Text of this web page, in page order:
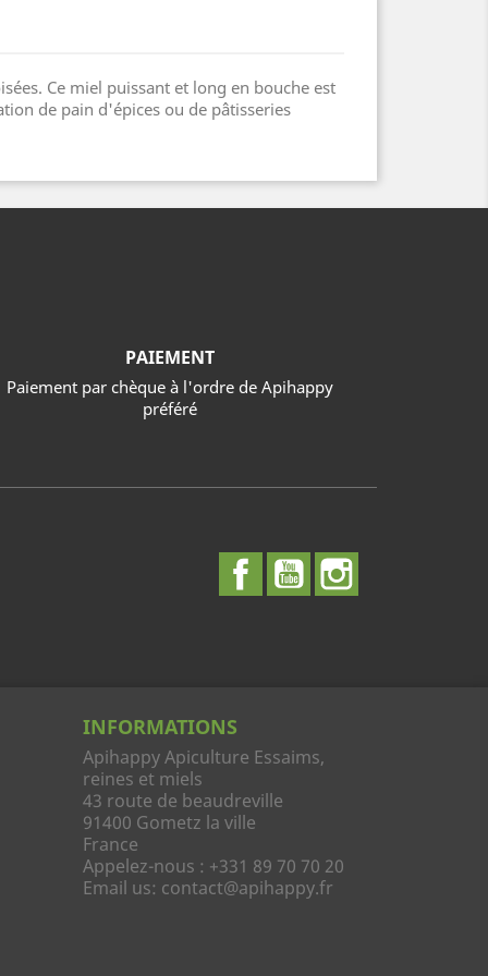
Ce miel puissant et long en bouche est
de pain d'épices ou de pâtisseries
PAIEMENT
Paiement par chèque à l'ordre de Apihappy
préféré
FacebookYouTube
INFORMATIONS
Apihappy Apiculture Essaims,
reines et miels
43 route de beaudreville
91400 Gometz la ville
France
Appelez-nous : +331 89 70 70 20
Email us: contact@apihappy.fr